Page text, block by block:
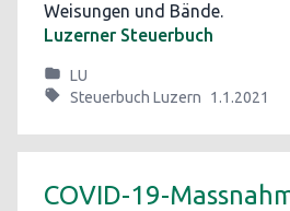
Weisungen und Bände.
Luzerner Steuerbuch
LU
Steuerbuch Luzern
1.1.2021
COVID-19-